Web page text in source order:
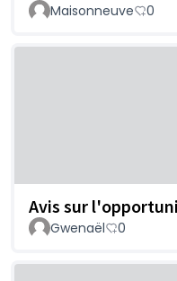
Maisonneuve 0
Avis sur
Gwenaël 0